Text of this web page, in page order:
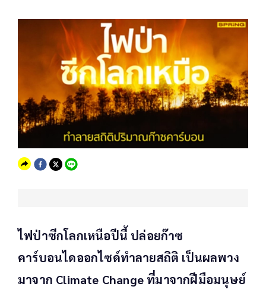
ไฟป่าซีกโลกเหนือปีนี้ ปล่อยก๊าซ
คาร์บอนไดออกไซด์ทำลายสถิติ เป็นผลพวง
มาจาก Climate Change ที่มาจากฝีมือมนุษย์